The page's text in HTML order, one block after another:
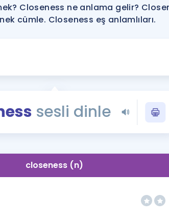
YDS ve YÖKDİL'e
Tüm ÖSYM
YDS - YÖKDİL
İngilizce
Closeness ne anlama gelir?
cümle. Closeness eş anlamlıları.
sesli dinle
closeness (n)